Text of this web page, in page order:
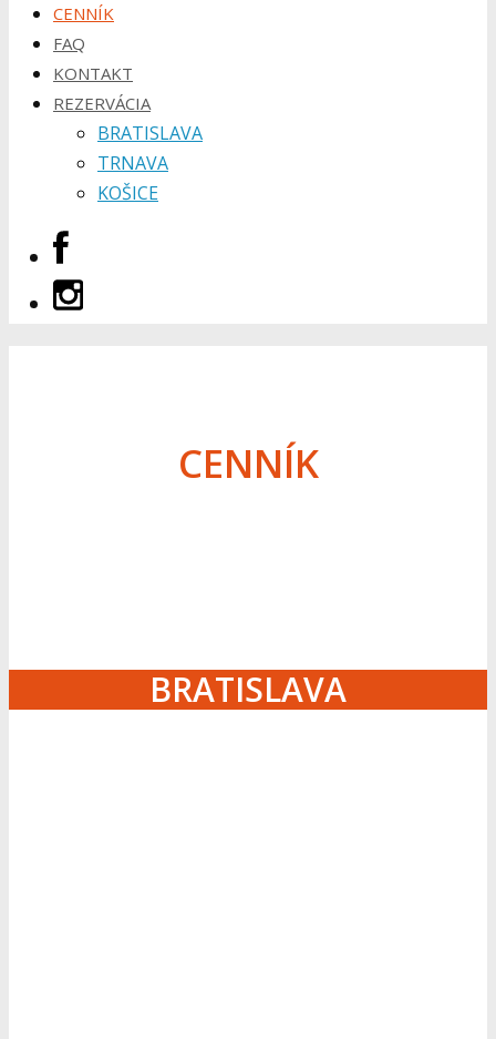
CENNÍK
FAQ
KONTAKT
REZERVÁCIA
BRATISLAVA
TRNAVA
KOŠICE
CENNÍK
BRATISLAVA